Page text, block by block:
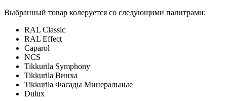
Выбранный товар колеруется со следующими палитрами:
RAL Classic
RAL Effect
Caparol
NCS
Tikkurila Symphony
Tikkurila Винха
Tikkurila Фасады Минеральные
Dulux